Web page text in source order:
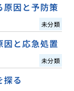
原因と予防策
未分類
因と応急処置
未分類
探る